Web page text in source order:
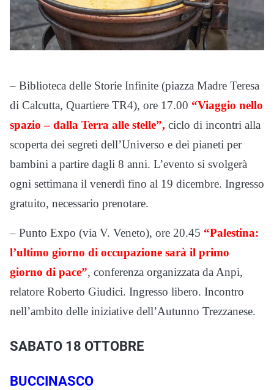
– Biblioteca delle Storie Infinite (piazza Madre Teresa
di Calcutta, Quartiere TR4), ore 17.00 “Viaggio nello
spazio – dalla Terra alle stelle”, ciclo di incontri alla
scoperta dei segreti dell’Universo e dei pianeti per
bambini a partire dagli 8 anni. L’evento si svolgerà
ogni settimana il venerdì fino al 19 dicembre. Ingresso
gratuito, necessario prenotare.
– Punto Expo (via V. Veneto), ore 20.45 “Palestina:
l’ultimo giorno di occupazione sarà il primo
giorno di pace”, conferenza organizzata da Anpi,
relatore Roberto Giudici. Ingresso libero. Incontro
nell’ambito delle iniziative dell’Autunno Trezzanese.
SABATO 18 OTTOBRE
BUCCINASCO